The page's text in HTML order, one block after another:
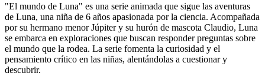
"El mundo de Luna" es una serie animada que sigue las aventuras
de Luna, una niña de 6 años apasionada por la ciencia. Acompañada
por su hermano menor Júpiter y su hurón de mascota Claudio, Luna
se embarca en exploraciones que buscan responder preguntas sobre
el mundo que la rodea. La serie fomenta la curiosidad y el
pensamiento crítico en las niñas, alentándolas a cuestionar y
descubrir.